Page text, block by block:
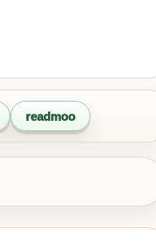
readmoo